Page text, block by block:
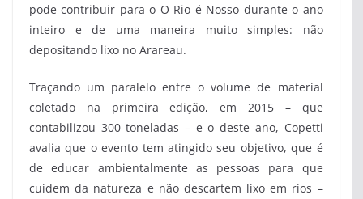
pode contribuir para o O Rio é Nosso durante o ano
inteiro e de uma maneira muito simples: não
depositando lixo no Arareau.
Traçando um paralelo entre o volume de material
coletado na primeira edição, em 2015 – que
contabilizou 300 toneladas – e o deste ano, Copetti
avalia que o evento tem atingido seu objetivo, que é
de educar ambientalmente as pessoas para que
cuidem da natureza e não descartem lixo em rios –